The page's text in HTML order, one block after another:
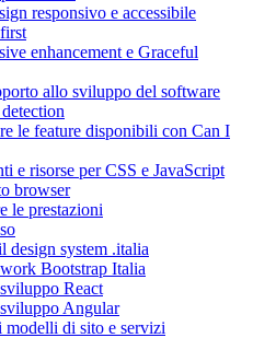
responsivo e accessibile
enhancement e Graceful
allo sviluppo del software
le feature disponibili con Can I
e risorse per CSS e JavaScript
browser
le prestazioni
design system .italia
Bootstrap Italia
React
Angular
di sito e servizi